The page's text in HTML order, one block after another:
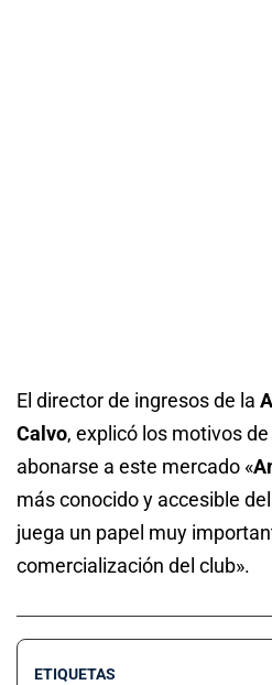
El director de ingresos de la
Calvo, explicó los motivos
abonarse a este mercado «
más conocido y accesible
juega un papel muy
comercialización del club».
ETIQUETAS